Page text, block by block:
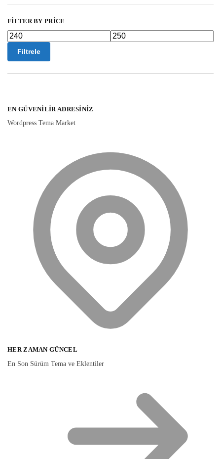
FILTER BY PRICE
Filtrele
EN GÜVENILIR ADRESINIZ
Wordpress Tema Market
HER ZAMAN GÜNCEL
En Son Sürüm Tema ve Eklentiler